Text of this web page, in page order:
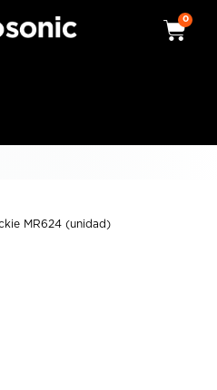
0
MR624 (unidad)